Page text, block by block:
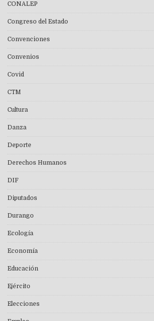
CONALEP
Congreso del Estado
Convenciones
Convenios
Covid
CTM
Cultura
Danza
Deporte
Derechos Humanos
DIF
Diputados
Durango
Ecología
Economía
Educación
Ejército
Elecciones